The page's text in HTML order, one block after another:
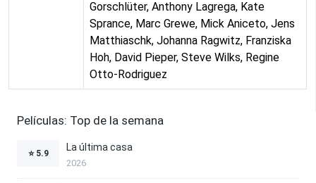
Gorschlüter, Anthony Lagrega, Kate
Sprance, Marc Grewe, Mick Aniceto, Jens
Matthiaschk, Johanna Ragwitz, Franziska
Hoh, David Pieper, Steve Wilks, Regine
Otto-Rodriguez
Películas: Top de la semana
⭐ 5.9
La última casa
2026